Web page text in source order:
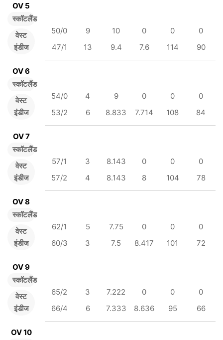
OV 5
स्कॉटलैंड
वेस्ट
इंडीज
50/0 9 10 0 0
0
47/1
13 9.4 7.6 114 90
OV 6
स्कॉटलैंड
वेस्ट
इंडीज
54/0 4 9 0 0
0
53/2
6 8.833 7.714 108 84
OV 7
स्कॉटलैंड
वेस्ट
इंडीज
57/1 3 8.143 0 0
0
57/2
4 8.143 8 104 78
OV 8
स्कॉटलैंड
वेस्ट
इंडीज
62/1 5 7.75 0 0
0
60/3
3 7.5 8.417 101 72
OV 9
स्कॉटलैंड
वेस्ट
इंडीज
65/2 3 7.222 0 0
0
66/4
6 7.333 8.636 95 66
OV 10